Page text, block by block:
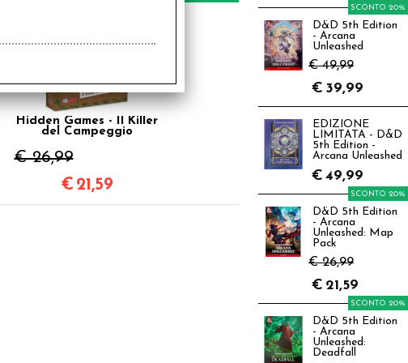
Hidden Games - Il Killer
del Campeggio
€ 26,99
€ 21,59
D&D 5th Edition
- Arcana
Unleashed
€ 49,99
SCONTO 20%
€ 39,99
EDIZIONE
LIMITATA - D&D
5th Edition -
Arcana Unleashed
€ 49,99
D&D 5th Edition
- Arcana
Unleashed: Map
Pack
€ 26,99
SCONTO 20%
€ 21,59
D&D 5th Edition
- Arcana
Unleashed:
Deadfall
SCONTO 20%